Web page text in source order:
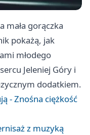
mała gorączka
pokażą, jak
młodego
Jeleniej Góry i
dodatkiem.
- Znośna ciężkość
z muzyką